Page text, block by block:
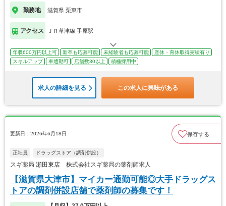
勤務地 滋賀県 栗東市
アクセス ＪＲ草津線 手原駅
年収600万円以上可 新卒も応募可能 未経験者も応募可能
産休・育休取得実績有り
スキルアップ
車通勤可 店舗数30以上 積極採用中
求人の詳細を見る この求人に興味がある
更新日：2026年6月18日 保存する
正社員 ドラッグストア（調剤併設）
スギ薬局 瀬田東店 株式会社スギ薬局の薬剤師求人
【滋賀県大津市】マイカー通勤可能◎大手ドラッグス
トアの調剤併設店舗で薬剤師の募集です！